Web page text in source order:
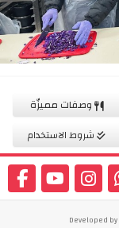
وصفات مميزّة
شروط الاستخدام